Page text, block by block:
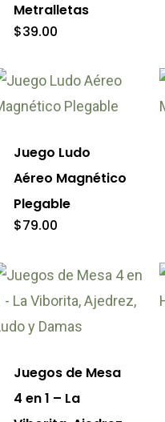
producto
Las
se
pueden
en
página
de
Metralletas
$39.00
Juego Ludo
Aéreo Magnético
Plegable
$79.00
Juegos de Mesa
4 en 1 – La